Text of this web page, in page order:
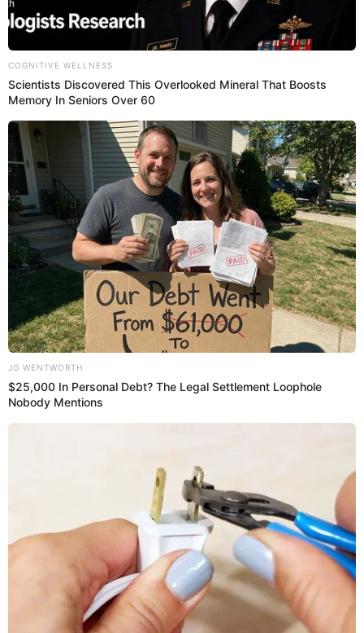
una posibilidad. Esperaría que Perú vaya directo al cuarto
anterior eliminatoria pasó lo de Bolivia. Por eso, lo mejor
en este momento es esperar con cautela a ver el fallo final
que, insisto, ojalá que sea rápido. (…) No podemos pensar
en otra cosa. Si la FIFA falla antes, veremos, pero nosotros
seguimos con nuestra planificación inicial”, dijo en mayo
PUESDES VER: